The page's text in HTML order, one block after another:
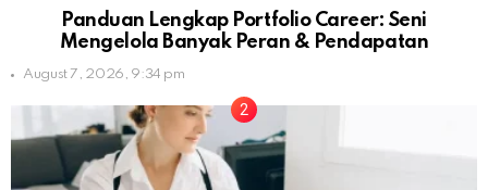
Panduan Lengkap Portfolio Career: Seni
Mengelola Banyak Peran & Pendapatan
August 7, 2026, 9:34 pm